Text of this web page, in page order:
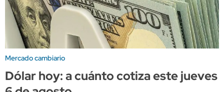
Mercado cambiario
Dólar hoy: a cuánto cotiza este jueves